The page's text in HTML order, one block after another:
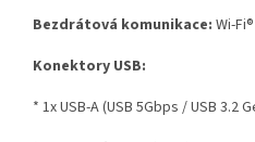
Bezdrátová komunikace: Wi-
Konektory USB:
* 1x USB-A (USB 5Gbps / USB 3.2